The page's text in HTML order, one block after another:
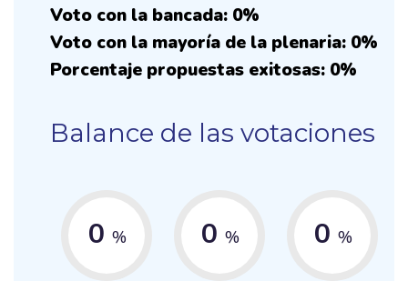
Voto con la bancada: 0%
Voto con la mayoría de la plenaria: 0%
Porcentaje propuestas exitosas: 0%
Balance de las votaciones
0 % 0 % 0 %